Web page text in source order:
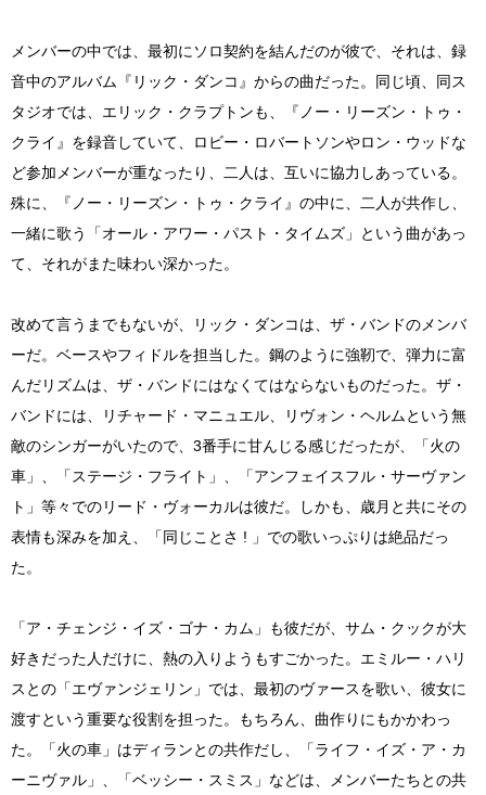
メンバーの中では、最初にソロ契約を結んだのが彼で、それは、録
音中のアルバム『リック・ダンコ』からの曲だった。同じ頃、同ス
タジオでは、エリック・クラプトンも、『ノー・リーズン・トゥ・
クライ』を録音していて、ロビー・ロバートソンやロン・ウッドな
ど参加メンバーが重なったり、二人は、互いに協力しあっている。
殊に、『ノー・リーズン・トゥ・クライ』の中に、二人が共作し、
一緒に歌う「オール・アワー・パスト・タイムズ」という曲があっ
て、それがまた味わい深かった。
改めて言うまでもないが、リック・ダンコは、ザ・バンドのメンバ
ーだ。ベースやフィドルを担当した。鋼のように強靭で、弾力に富
んだリズムは、ザ・バンドにはなくてはならないものだった。ザ・
バンドには、リチャード・マニュエル、リヴォン・ヘルムという無
敵のシンガーがいたので、3番手に甘んじる感じだったが、「火の
車」、「ステージ・フライト」、「アンフェイスフル・サーヴァン
ト」等々でのリード・ヴォーカルは彼だ。しかも、歳月と共にその
表情も深みを加え、「同じことさ ! 」での歌いっぷりは絶品だっ
た。
「ア・チェンジ・イズ・ゴナ・カム」も彼だが、サム・クックが大
好きだった人だけに、熱の入りようもすごかった。エミルー・ハリ
スとの「エヴァンジェリン」では、最初のヴァースを歌い、彼女に
渡すという重要な役割を担った。もちろん、曲作りにもかかわっ
た。「火の車」はディランとの共作だし、「ライフ・イズ・ア・カ
ーニヴァル」、「ベッシー・スミス」などは、メンバーたちとの共